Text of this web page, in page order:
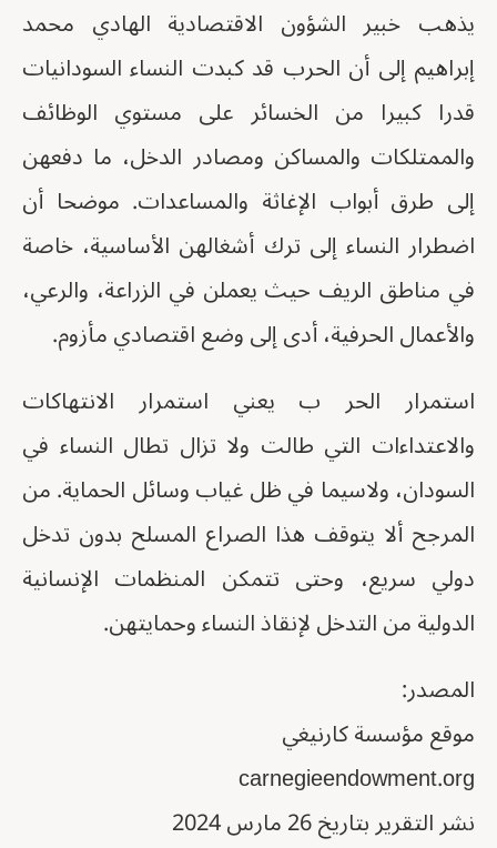
يذهب خبير الشؤون الاقتصادية الهادي محمد
إبراهيم إلى أن الحرب قد كبدت النساء السودانيات
قدرا كبيرا من الخسائر على مستوي الوظائف
والممتلكات والمساكن ومصادر الدخل، ما دفعهن
إلى طرق أبواب الإغاثة والمساعدات. موضحا أن
اضطرار النساء إلى ترك أشغالهن الأساسية، خاصة
في مناطق الريف حيث يعملن في الزراعة، والرعي،
والأعمال الحرفية، أدى إلى وضع اقتصادي مأزوم.
استمرار الحر ب يعني استمرار الانتهاكات
والاعتداءات التي طالت ولا تزال تطال النساء في
السودان، ولاسيما في ظل غياب وسائل الحماية. من
المرجح ألا يتوقف هذا الصراع المسلح بدون تدخل
دولي سريع، وحتى تتمكن المنظمات الإنسانية
الدولية من التدخل لإنقاذ النساء وحمايتهن.
المصدر:
موقع مؤسسة كارنيغي
carnegieendowment.org
نشر التقرير بتاريخ 26 مارس 2024